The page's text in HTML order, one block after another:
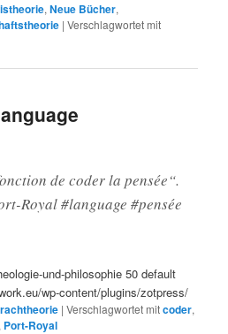
,Neue Bücher,
|Verschlagwortet mit
de coder la pensée“.
Royal #language #pensée
und-philosophie 50 default
wp-content/plugins/zotpress/
|Verschlagwortet mitcoder,
Port-Royal